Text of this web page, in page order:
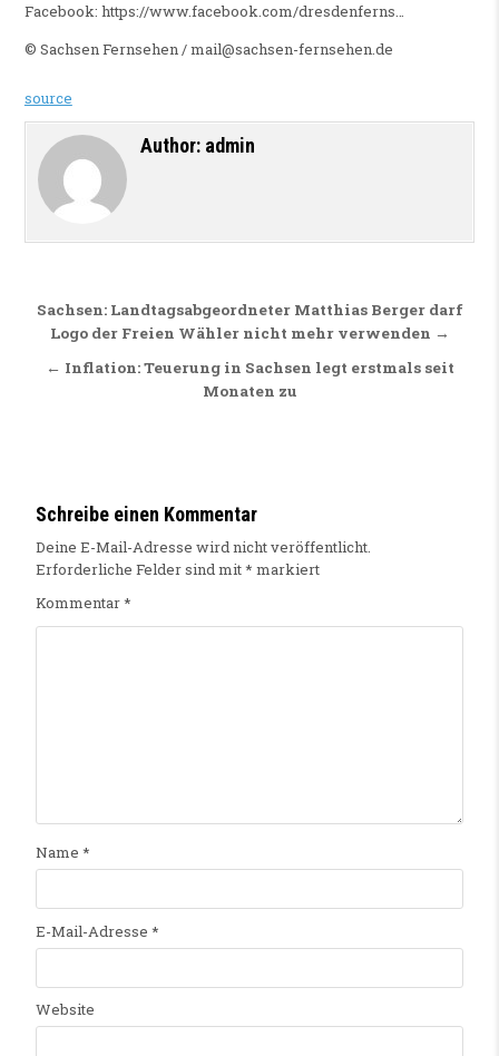
Facebook: https://www.facebook.com/dresdenferns…
©️ Sachsen Fernsehen / mail@sachsen-fernsehen.de
source
Author: admin
Beitragsnavigation
Sachsen: Landtagsabgeordneter Matthias Berger darf
Logo der Freien Wähler nicht mehr verwenden →
← Inflation: Teuerung in Sachsen legt erstmals seit
Monaten zu
Schreibe einen Kommentar
Deine E-Mail-Adresse wird nicht veröffentlicht.
Erforderliche Felder sind mit* markiert
Kommentar*
Name *
E-Mail-Adresse *
Website